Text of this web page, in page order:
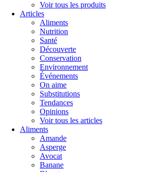
Voir tous les produits
Articles
Aliments
Nutrition
Santé
Découverte
Conservation
Environnement
Événements
On aime
Substitutions
Tendances
Opinions
Voir tous les articles
Aliments
Amande
Asperge
Avocat
Banane